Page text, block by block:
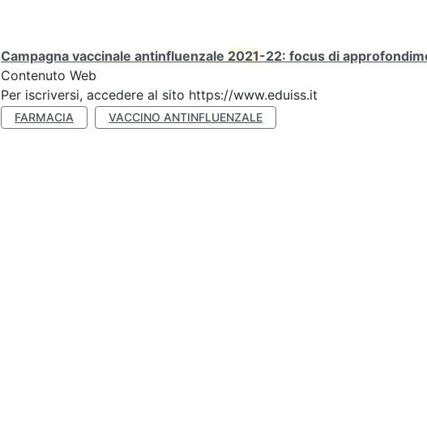
Campagna vaccinale antinfluenzale 2021-22: focus di
Contenuto Web
Per iscriversi, accedere al sito https://www.eduiss.it
FARMACIA VACCINO ANTINFLUENZALE